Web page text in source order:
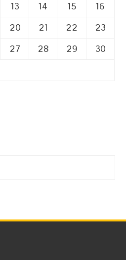
13 14 15
16
20 21 22
23
27 28 29
30